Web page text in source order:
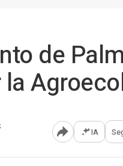
de
Abrir opciones
IA